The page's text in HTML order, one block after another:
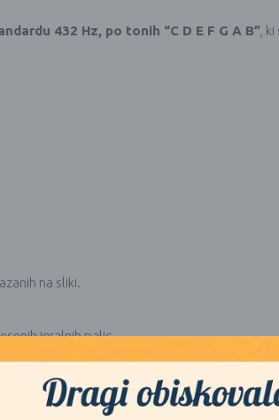
432 Hz, po tonih “C D E F G A B” ,
na sliki.
igralnih palic.
vibracij na sekundo, višji je ton. Enota za to je